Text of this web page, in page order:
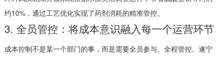
约10%，通过工艺优化实现了药剂消耗的精准管控。
3. 全员管控：将成本意识融入每一个运营环节
成本控制不是某一个部门的事，而是需要全员参与、全程管控。遂宁